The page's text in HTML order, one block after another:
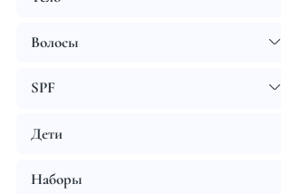
Волосы
SPF
Дети
Наборы